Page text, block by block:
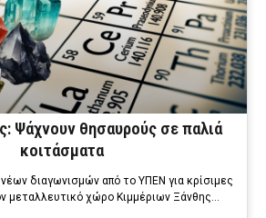
Ψάχνουν θησαυρούς σε παλιά
κοιτάσματα
διαγωνισμών από το ΥΠΕΝ για κρίσιμες
μεταλλευτικό χώρο Κιμμέριων Ξάνθης…